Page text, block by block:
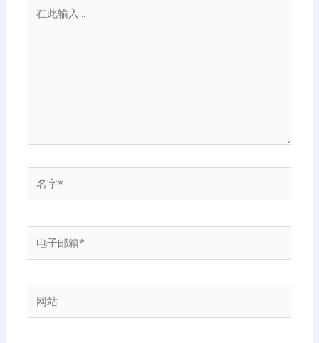
此
字
子
箱
站